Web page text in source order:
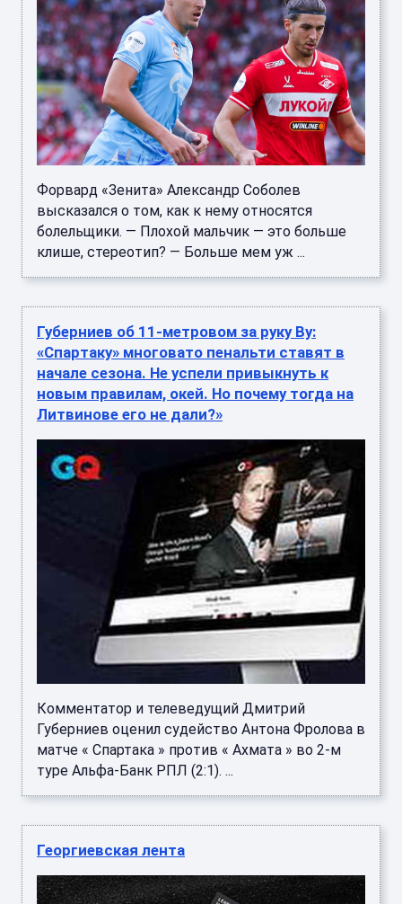
Форвард «Зенита» Александр Соболев
высказался о том, как к нему относятся
болельщики. — Плохой мальчик — это больше
клише, стереотип? — Больше мем уж ...
Губерниев об 11-метровом за руку Ву:
«Спартаку» многовато пенальти ставят в
начале сезона. Не успели привыкнуть к
новым правилам, окей. Но почему тогда на
Литвинове его не дали?»
Комментатор и телеведущий Дмитрий
Губерниев оценил судейство Антона Фролова в
матче « Спартака » против « Ахмата » во 2-м
туре Альфа-Банк РПЛ (2:1). ...
Георгиевская лента